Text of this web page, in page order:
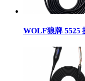
WOLF狼牌 5525